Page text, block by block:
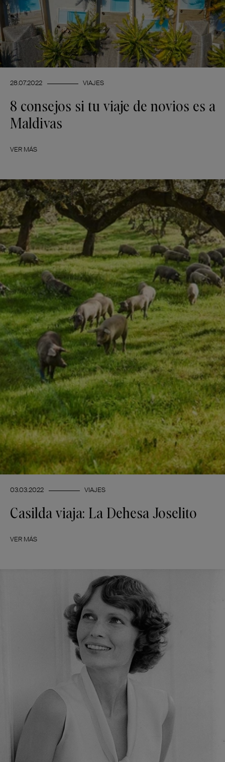
28.07.2022 VIAJES
8 consejos si tu viaje de novios es a
Maldivas
VER MÁS
03.03.2022 VIAJES
Casilda viaja: La Dehesa Joselito
VER MÁS